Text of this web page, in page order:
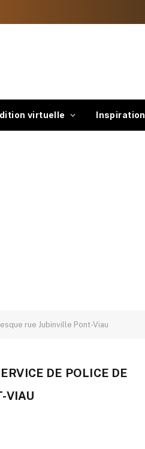
virtuelle Inspiration
rue Jubinville Pont-Viau
DE POLICE DE
VIAU